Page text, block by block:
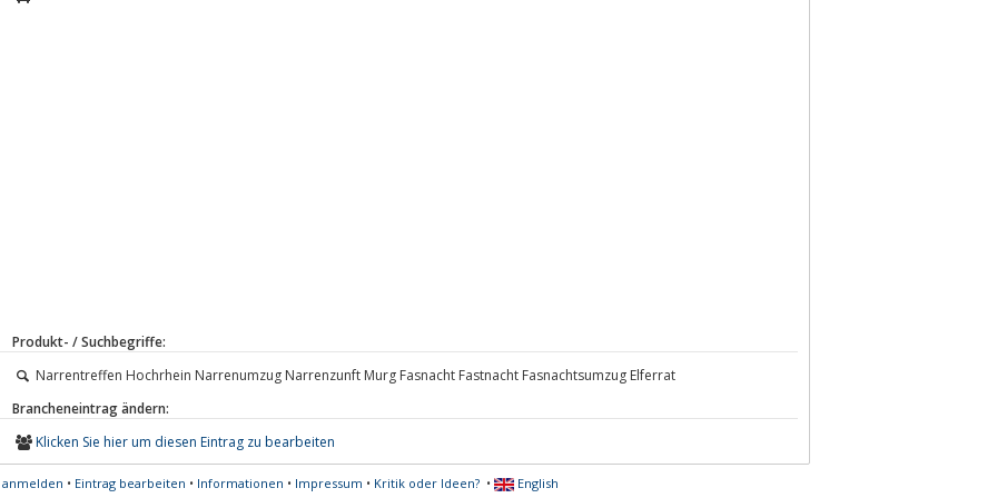
Produkt- / Suchbegriffe:
Narrentreffen Hochrhein Narrenumzug Narrenzunft Murg Fasnacht Fastnacht Fasnachtsumzug Elferrat
Brancheneintrag ändern:
Klicken Sie hier um diesen Eintrag zu bearbeiten
anmelden • Eintrag bearbeiten • Informationen • Impressum • Kritik oder Ideen?• English